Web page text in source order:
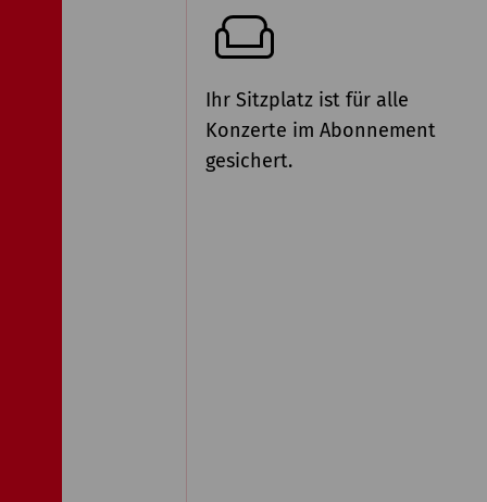
Ihr Sitzplatz ist für alle
Konzerte im Abonnement
gesichert.